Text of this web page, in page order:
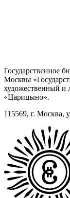
Государственное
Москвы
художественный и
«Царицыно».
115569, г. Москва,